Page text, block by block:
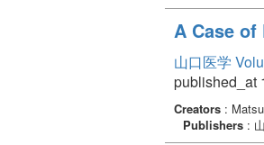
A Case
山口医学
published_at
Creators :
Publishers :